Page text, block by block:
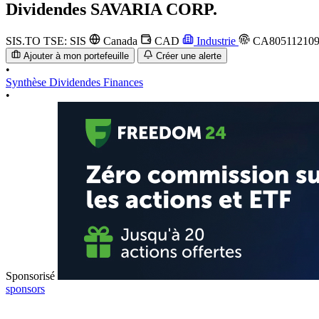
Dividendes SAVARIA CORP.
SIS.TO TSE: SIS Canada CAD Industrie
Ajouter à mon portefeuille Créer une alerte
•
Synthèse Dividendes Finances
•
Sponsorisé
sponsors